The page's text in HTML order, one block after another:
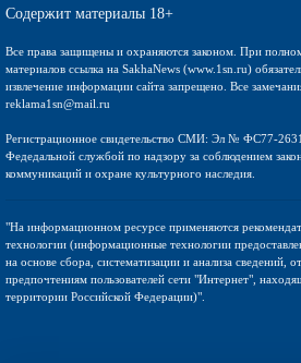
Содержит материалы 18+
Все права защищены и охраняются законом. При
материалов ссылка на SakhaNews (www.1sn.ru)
извлечение информации сайта запрещено. Все
reklama1sn@mail.ru
Регистрационное свидетельство СМИ: Эл № ФС77-
Федедальной службой по надзору за соблюдением
коммуникаций и охране культурного наследия.
"На информационном ресурсе применяются
технологии (информационные технологии
на основе сбора, систематизации и анализа сведений,
предпочтениям пользователей сети "Интернет",
территории Российской Федерации)".